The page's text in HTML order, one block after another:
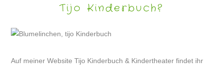
Tijo Kinderbuch?
Auf meiner Website Tijo Kinderbuch & Kindertheater findet ihr